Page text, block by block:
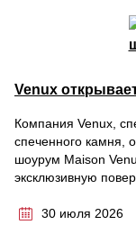
Venux
Компания Venux,
спеченного камня,
шоурум Maison
эксклюзивную
30 июля 2026